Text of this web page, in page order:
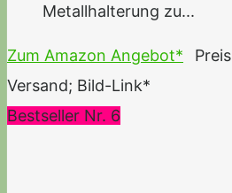
Metallhalterung zu...
Zum Amazon Angebot*
Versand; Bild-Link*
Bestseller Nr. 6